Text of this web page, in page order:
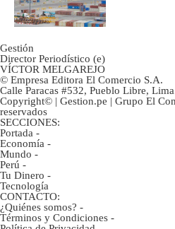
Gestión
Director Periodístico (e)
VÍCTOR MELGAREJO
© Empresa Editora El Comercio S.A.
Calle Paracas #532, Pueblo Libre,
Copyright© | Gestion.pe | Grupo El
reservados
SECCIONES:
Portada -
Economía -
Mundo -
Perú -
Tu Dinero -
Tecnología
CONTACTO:
¿Quiénes somos? -
Términos y Condiciones -